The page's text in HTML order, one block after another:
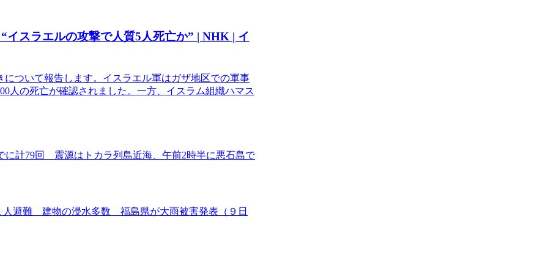
スラエルの攻撃で人質5人死亡か” | NHK | イ
ついて報告します。イスラエル軍はガザ地区での軍事
人の死亡が確認されました。一方、イスラム組織ハマス
に計79回 震源はトカラ列島近海、午前2時半に悪石島で
人避難 建物の浸水多数 福島県が大雨被害発表（９日